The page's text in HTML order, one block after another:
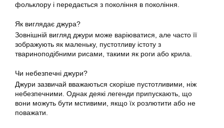
фольклору і передається з покоління в покоління.
Як виглядає джура?
Зовнішній вигляд джури може варіюватися, але часто її
зображують як маленьку, пустотливу істоту з
твариноподібними рисами, такими як роги або крила.
Чи небезпечні джури?
Джури зазвичай вважаються скоріше пустотливими, ніж
небезпечними. Однак деякі легенди припускають, що
вони можуть бути мстивими, якщо їх розлютити або не
поважати.